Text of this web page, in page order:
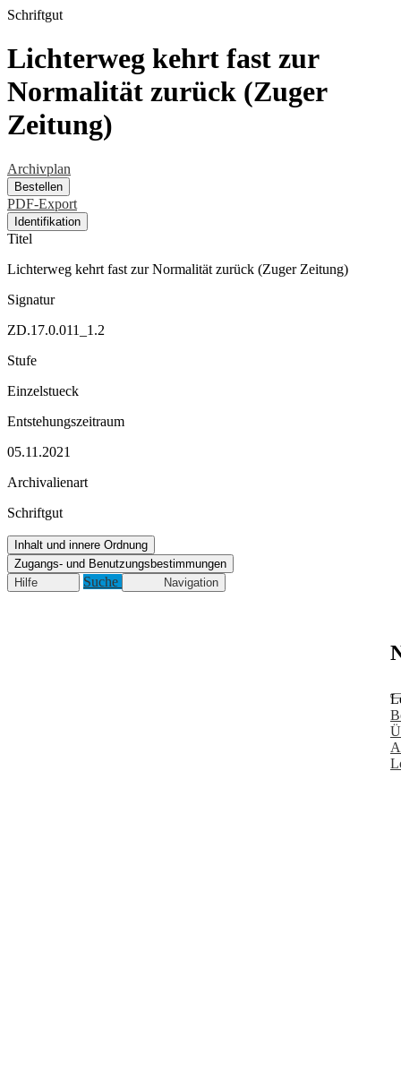
Schriftgut
Lichterweg kehrt fast zur
Normalität zurück (Zuger
Zeitung)
Archivplan
Bestellen
PDF-Export
Identifikation
Titel
Lichterweg kehrt fast zur Normalität zurück (Zuger Zeitung)
Signatur
ZD.17.0.011_1.2
Stufe
Einzelstueck
Entstehungszeitraum
05.11.2021
Archivalienart
Schriftgut
Inhalt und innere Ordnung
Zugangs- und Benutzungsbestimmungen
Hilfe
Suche Navigation